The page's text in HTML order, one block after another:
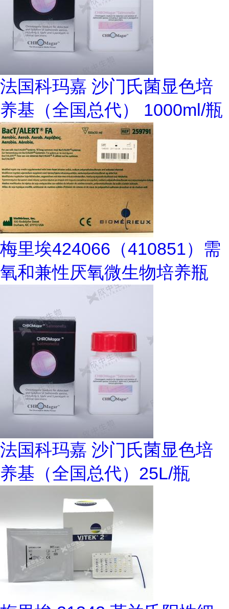
法国科玛嘉 沙门氏菌显色培
养基（全国总代） 1000ml/瓶
梅里埃424066（410851）需
氧和兼性厌氧微生物培养瓶
法国科玛嘉 沙门氏菌显色培
养基（全国总代）25L/瓶